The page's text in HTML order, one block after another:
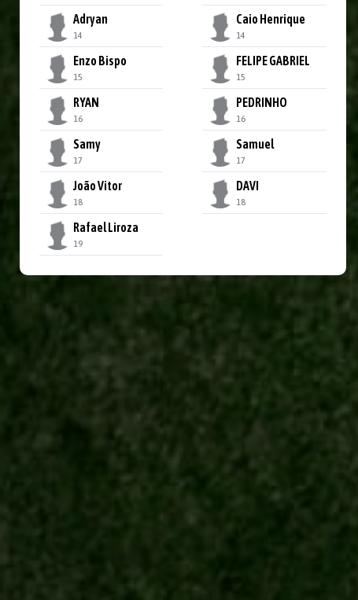
Adryan
14
Enzo Bispo
15
RYAN
16
Samy
17
João Vitor
18
Rafael Liroza
19
Caio Henrique
14
FELIPE GABRIEL
15
PEDRINHO
16
Samuel
17
DAVI
18